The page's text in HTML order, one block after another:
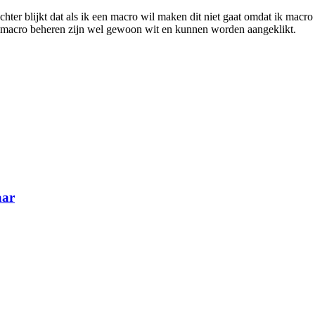
blijkt dat als ik een macro wil maken dit niet gaat omdat ik
beheren zijn wel gewoon wit en kunnen worden aangeklikt.